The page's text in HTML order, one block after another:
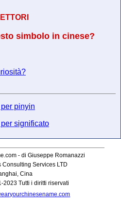
simbolo in cinese?
pinyin
significato
- di Giuseppe Romanazzi
Consulting Services LTD
Cina
2023 Tutti i diritti riservati